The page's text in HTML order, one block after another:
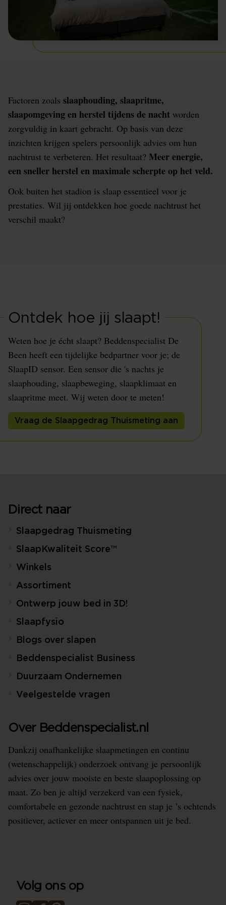
Factoren zoals slaaphouding, slaapritme,
slaapomgeving en herstel tijdens de nacht worden
zorgvuldig in kaart gebracht. Op basis van deze
inzichten krijgen spelers persoonlijk advies om hun
nachtrust te verbeteren. Het resultaat? Meer energie,
een sneller herstel en maximale scherpte op het veld.
Ook buiten het stadion is slaap essentieel voor je
prestaties. Wil jij ontdekken hoe goede nachtrust het
verschil maakt?
Ontdek hoe jij slaapt!
Weten hoe je écht slaapt? Beddenspecialist De
Been heeft een tijdelijke bedpartner voor je; de
SlaapID sensor. Een sensor die 's nachts je
slaaphouding, slaapbeweging, slaapklimaat en
slaapritme meet. Wij weten door te meten!
Vraag de Slaapgedrag Thuismeting aan
Direct naar
Slaapgedrag Thuismeting
SlaapKwaliteit Score™
Winkels
Assortiment
Ontwerp jouw bed in 3D!
Slaapfysio
Blogs over slapen
Beddenspecialist Business
Duurzaam Ondernemen
Veelgestelde vragen
Over Beddenspecialist.nl
Dankzij onafhankelijke slaapmetingen en continu
(wetenschappelijk) onderzoek ontvang je persoonlijk
advies over jouw mooiste en beste slaapoplossing op
maat. Zo ben je altijd verzekerd van een fysiek,
comfortabele en gezonde nachtrust en stap je ’s ochtends
positiever, actiever en meer ontspannen uit je bed.
Volg ons op